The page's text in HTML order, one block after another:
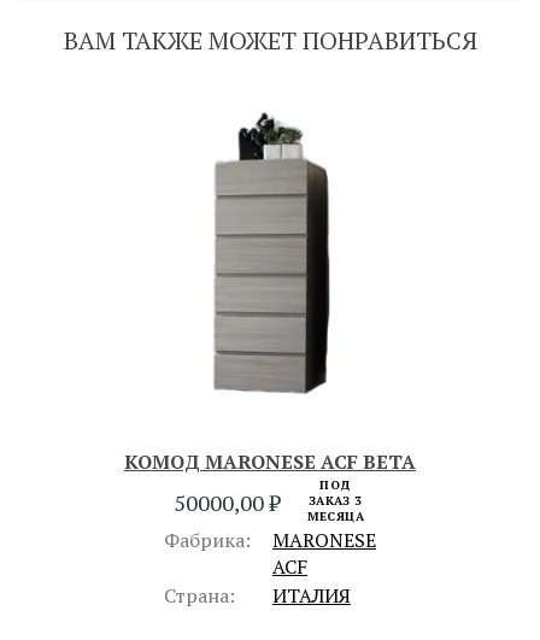
ВАМ ТАКЖЕ МОЖЕТ ПОНРАВИТЬСЯ
КОМОД MARONESE ACF BETA
50000,00₽
ПОД
ЗАКАЗ 3
МЕСЯЦА
Фабрика:
MARONESE
ACF
Страна:
ИТАЛИЯ